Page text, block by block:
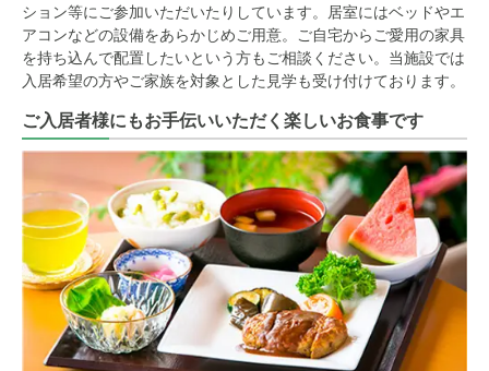
ション等にご参加いただいたりしています。居室にはベッドやエ
アコンなどの設備をあらかじめご用意。ご自宅からご愛用の家具
を持ち込んで配置したいという方もご相談ください。当施設では
入居希望の方やご家族を対象とした見学も受け付けております。
ご入居者様にもお手伝いいただく楽しいお食事です